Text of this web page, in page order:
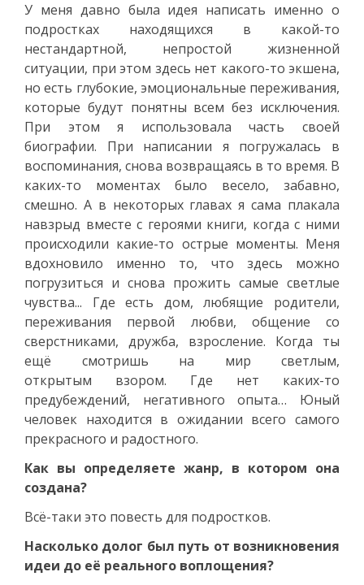
У меня давно была идея написать именно о
подростках находящихся в какой-то
нестандартной, непростой жизненной
ситуации, при этом здесь нет какого-то экшена,
но есть глубокие, эмоциональные переживания,
которые будут понятны всем без исключения.
При этом я использовала часть своей
биографии. При написании я погружалась в
воспоминания, снова возвращаясь в то время. В
каких-то моментах было весело, забавно,
смешно. А в некоторых главах я сама плакала
навзрыд вместе с героями книги, когда с ними
происходили какие-то острые моменты. Меня
вдохновило именно то, что здесь можно
погрузиться и снова прожить самые светлые
чувства... Где есть дом, любящие родители,
переживания первой любви, общение со
сверстниками, дружба, взросление. Когда ты
ещё смотришь на мир светлым,
открытым взором. Где нет каких-то
предубеждений, негативного опыта… Юный
человек находится в ожидании всего самого
прекрасного и радостного.
Как вы определяете жанр, в котором она
создана?
Всё-таки это повесть для подростков.
Насколько долог был путь от возникновения
идеи до её реального воплощения?